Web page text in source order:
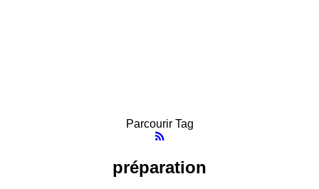
Parcourir Tag
préparation